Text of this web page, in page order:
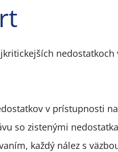
v prístupnosti
so zistenými
každý nález s